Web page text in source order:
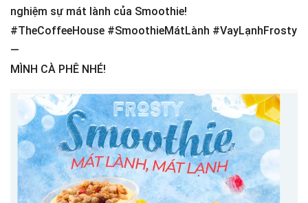
nghiệm sự mát lành của Smoothie!
#TheCoffeeHouse #SmoothieMátLành #VayLạnhFrosty
—
MÌNH CÀ PHÊ NHÉ!